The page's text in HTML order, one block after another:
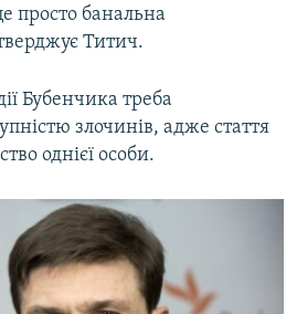
просто банальна
Титич.
Бубенчика треба
злочинів, адже стаття
однієї особи.